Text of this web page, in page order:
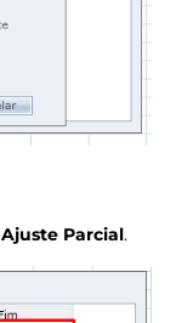
Ajuste Parcial.